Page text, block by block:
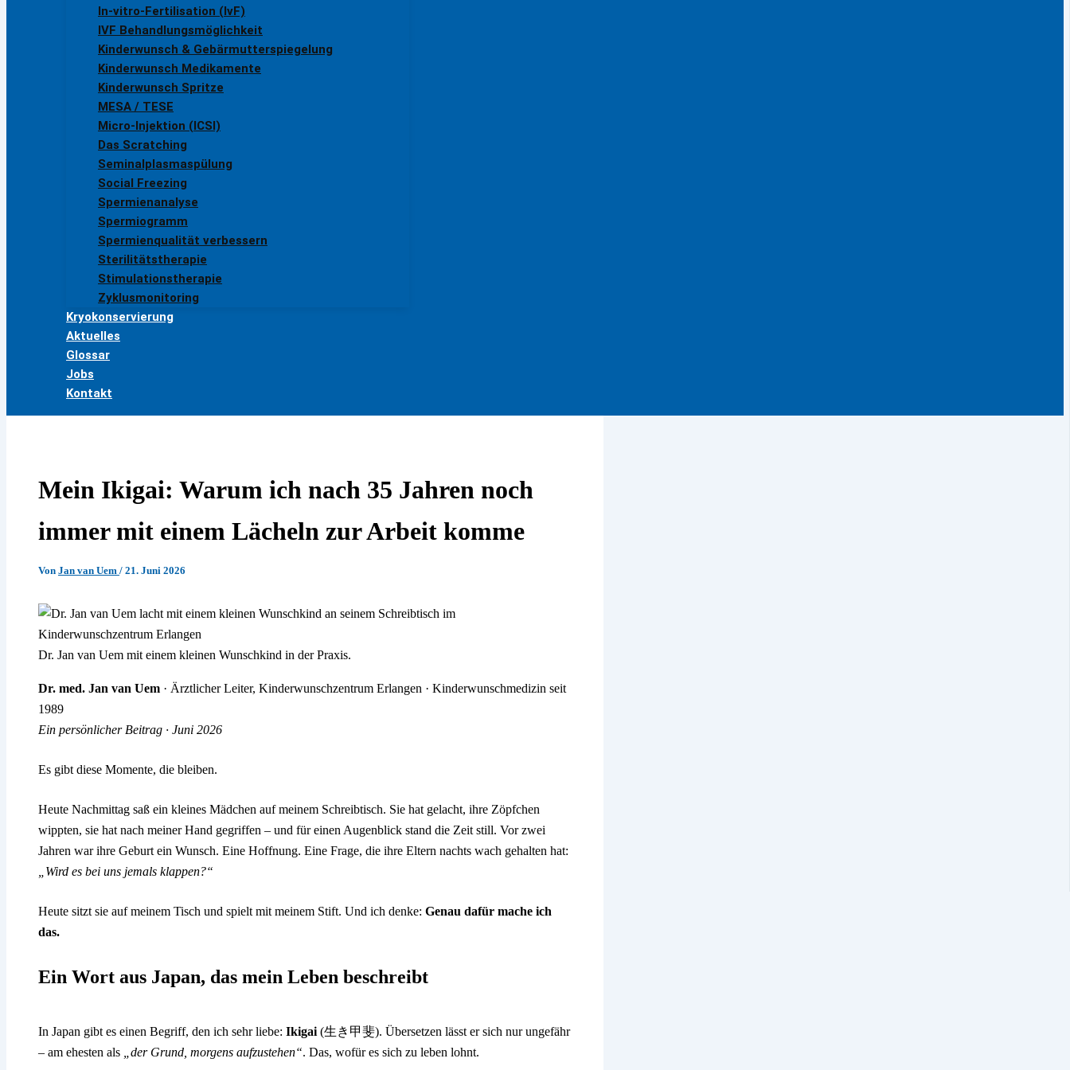
In-vitro-Fertilisation (IvF)
IVF Behandlungsmöglichkeit
Kinderwunsch & Gebärmutterspiegelung
Kinderwunsch Medikamente
Kinderwunsch Spritze
MESA / TESE
Micro-Injektion (ICSI)
Das Scratching
Seminalplasmaspülung
Social Freezing
Spermienanalyse
Spermiogramm
Spermienqualität verbessern
Sterilitätstherapie
Stimulationstherapie
Zyklusmonitoring
Kryokonservierung
Aktuelles
Glossar
Jobs
Kontakt
Mein Ikigai: Warum ich nach 35 Jahren noch
immer mit einem Lächeln zur Arbeit komme
Von Jan van Uem / 21. Juni 2026
Dr. Jan van Uem mit einem kleinen Wunschkind in der Praxis.
Dr. med. Jan van Uem · Ärztlicher Leiter, Kinderwunschzentrum Erlangen · Kinderwunschmedizin seit
1989
Ein persönlicher Beitrag · Juni 2026
Es gibt diese Momente, die bleiben.
Heute Nachmittag saß ein kleines Mädchen auf meinem Schreibtisch. Sie hat gelacht, ihre Zöpfchen
wippten, sie hat nach meiner Hand gegriffen – und für einen Augenblick stand die Zeit still. Vor zwei
Jahren war ihre Geburt ein Wunsch. Eine Hoffnung. Eine Frage, die ihre Eltern nachts wach gehalten hat:
„Wird es bei uns jemals klappen?“
Heute sitzt sie auf meinem Tisch und spielt mit meinem Stift. Und ich denke: Genau dafür mache ich
das.
Ein Wort aus Japan, das mein Leben beschreibt
In Japan gibt es einen Begriff, den ich sehr liebe: Ikigai (生き甲斐). Übersetzen lässt er sich nur ungefähr
– am ehesten als
„der Grund, morgens aufzustehen“. Das, wofür es sich zu leben lohnt.